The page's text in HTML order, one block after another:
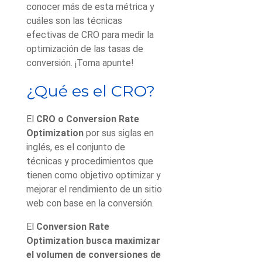
conocer más de esta métrica y
cuáles son las técnicas
efectivas de CRO para medir la
optimización de las tasas de
conversión. ¡Toma apunte!
¿Qué es el CRO?
El CRO o Conversion Rate
Optimization por sus siglas en
inglés, es el conjunto de
técnicas y procedimientos que
tienen como objetivo optimizar y
mejorar el rendimiento de un sitio
web con base en la conversión.
El Conversion Rate
Optimization busca maximizar
el volumen de conversiones de